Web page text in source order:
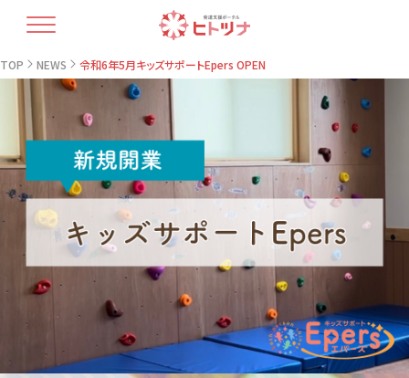
TOP
ヒトツナについて
支援プラン
療育人材育成
開業コラム
最新情報
教室情報
お問い合せ・資料請求
TOP NEWS 令和6年5月キッズサポートEpers OPEN